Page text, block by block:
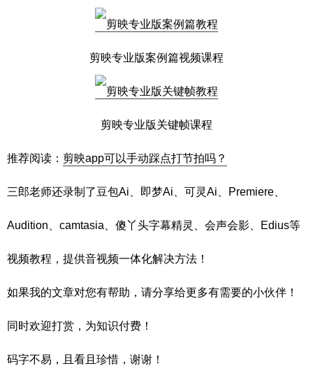
剪映专业版案例篇视频课程
剪映专业版关键帧课程
推荐阅读： 剪映app可以手动踩点打节拍吗？
三郎老师还录制了豆包Ai、即梦Ai、可灵Ai、Premiere、
Audition、camtasia、傻丫头字幕精灵、会声会影、Edius等
视频教程，提供音视频一体化解决方法！
如果我的文章对您有帮助，请分享给更多有需要的小伙伴！
同时欢迎打赏，为知识付费！
码字不易，且看且珍惜，谢谢！